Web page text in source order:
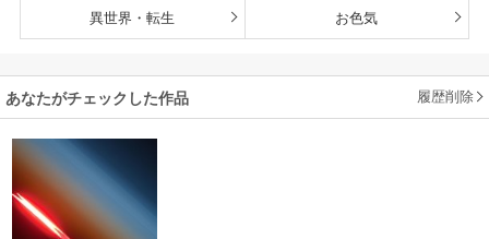
異世界・転生 お色気
あなたがチェックした作品 履歴削除